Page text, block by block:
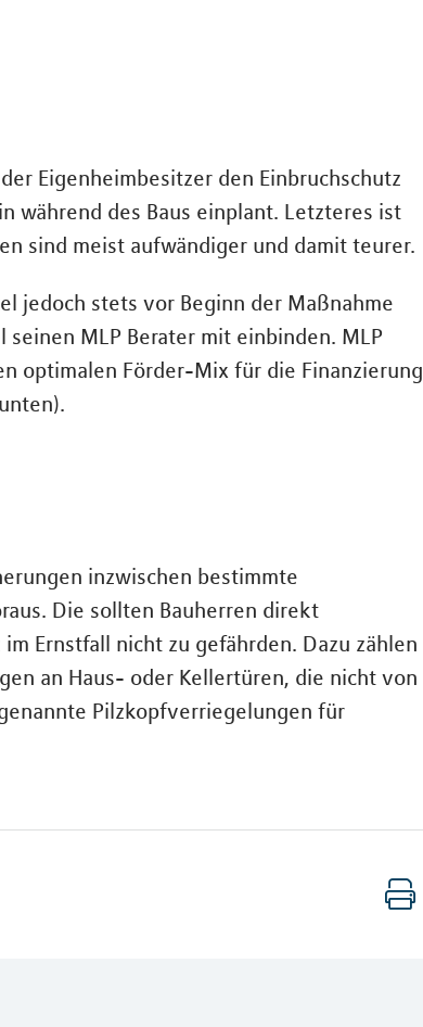
Eigenheimbesitzer den Einbruchschutz
während des Baus einplant. Letzteres ist
sind meist aufwändiger und damit teurer.
jedoch stets vor Beginn der Maßnahme
MLP Berater mit einbinden. MLP
optimalen Förder-Mix für die Finanzierung
inzwischen bestimmte
Die sollten Bauherren direkt
Ernstfall nicht zu gefährden. Dazu zählen
an Haus- oder Kellertüren, die nicht von
Pilzkopfverriegelungen für